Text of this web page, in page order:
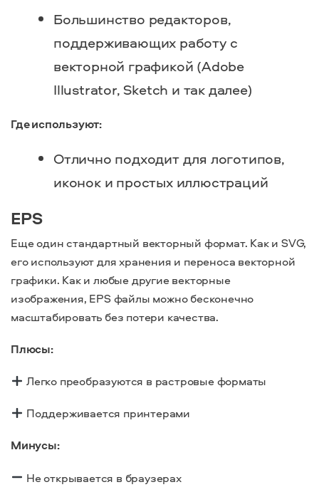
Большинство редакторов,
поддерживающих работу с
векторной графикой (Adobe
Illustrator, Sketch и так далее)
Где используют:
Отлично подходит для логотипов,
иконок и простых иллюстраций
EPS
Еще один стандартный векторный формат. Как и SVG,
его используют для хранения и переноса векторной
графики. Как и любые другие векторные
изображения, EPS файлы можно бесконечно
масштабировать без потери качества.
Плюсы:
Легко преобразуются в растровые форматы
Поддерживается принтерами
Минусы:
Не открывается в браузерах